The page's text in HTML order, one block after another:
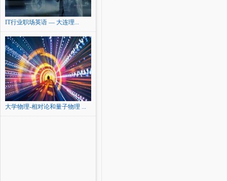
IT行业职场英语 — 大连理...
大学物理-相对论和量子物理 ...